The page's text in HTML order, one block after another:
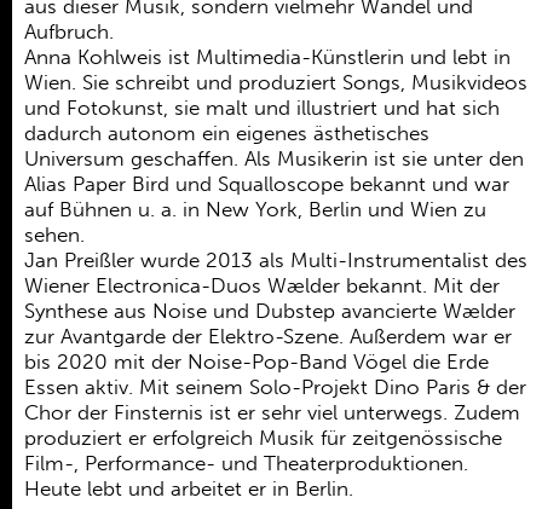
aus dieser Musik, sondern vielmehr Wandel und
Aufbruch.
Anna Kohlweis ist Multimedia-Künstlerin und lebt in
Wien. Sie schreibt und produziert Songs, Musikvideos
und Fotokunst, sie malt und illustriert und hat sich
dadurch autonom ein eigenes ästhetisches
Universum geschaffen. Als Musikerin ist sie unter den
Alias Paper Bird und Squalloscope bekannt und war
auf Bühnen u. a. in New York, Berlin und Wien zu
sehen.
Jan Preißler wurde 2013 als Multi-Instrumentalist des
Wiener Electronica-Duos Wælder bekannt. Mit der
Synthese aus Noise und Dubstep avancierte Wælder
zur Avantgarde der Elektro-Szene. Außerdem war er
bis 2020 mit der Noise-Pop-Band Vögel die Erde
Essen aktiv. Mit seinem Solo-Projekt Dino Paris & der
Chor der Finsternis ist er sehr viel unterwegs. Zudem
produziert er erfolgreich Musik für zeitgenössische
Film-, Performance- und Theaterproduktionen.
Heute lebt und arbeitet er in Berlin.